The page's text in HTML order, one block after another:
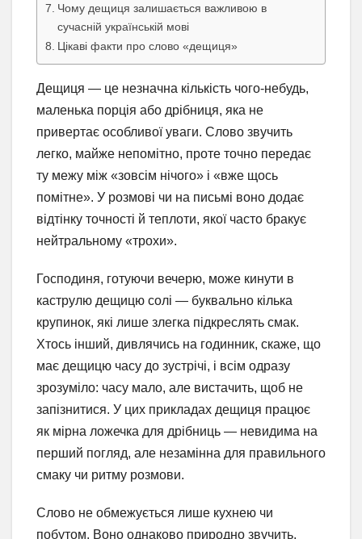
Чому дещиця залишається важливою в
сучасній українській мові
Цікаві факти про слово «дещиця»
Дещиця — це незначна кількість чого-небудь,
маленька порція або дрібниця, яка не
привертає особливої уваги. Слово звучить
легко, майже непомітно, проте точно передає
ту межу між «зовсім нічого» і «вже щось
помітне». У розмові чи на письмі воно додає
відтінку точності й теплоти, якої часто бракує
нейтральному «трохи».
Господиня, готуючи вечерю, може кинути в
каструлю дещицю солі — буквально кілька
крупинок, які лише злегка підкреслять смак.
Хтось інший, дивлячись на годинник, скаже, що
має дещицю часу до зустрічі, і всім одразу
зрозуміло: часу мало, але вистачить, щоб не
запізнитися. У цих прикладах дещиця працює
як мірна ложечка для дрібниць — невидима на
перший погляд, але незамінна для правильного
смаку чи ритму розмови.
Слово не обмежується лише кухнею чи
побутом. Воно однаково природно звучить,